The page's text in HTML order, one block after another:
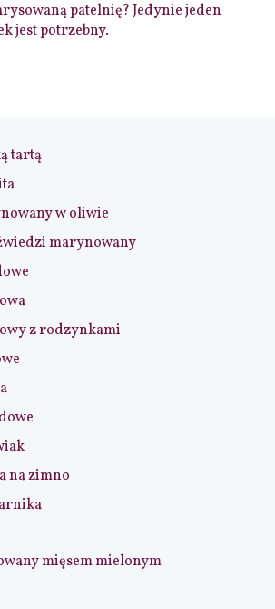
patelnię? Jedynie jeden
jest potrzebny.
tartą
w oliwie
marynowany
z rodzynkami
na zimno
mięsem mielonym